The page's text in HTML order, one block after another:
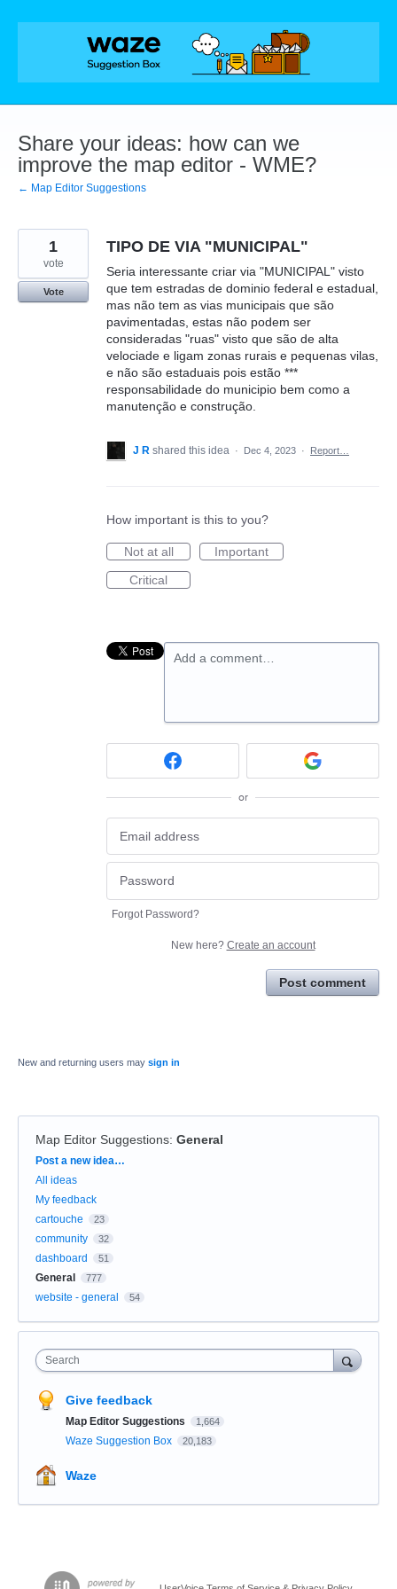
Skip
Share your ideas: how can we
improve the map editor - WME?
← Map Editor Suggestions
TIPO DE VIA "MUNICIPAL"
Seria interessante criar via "MUNICIPAL" visto
que tem estradas de dominio federal e estadual,
mas não tem as vias municipais que são
pavimentadas, estas não podem ser
consideradas "ruas" visto que são de alta
velociade e ligam zonas rurais e pequenas vilas,
e não são estaduais pois estão ***
responsabilidade do municipio bem como a
manutenção e construção.
1
vote
Vote
J R shared this idea · Dec 4, 2023 · Report…
How important is this to you?
Not at all
Important
Critical
Add a comment…
or
Forgot Password?
New here? Create an account
Post comment
New and returning users may sign in
Map Editor Suggestions: General
Categories
Post a new idea…
All ideas
My feedback
cartouche
23
community 32
dashboard 51
General 777
website - general 54
Search
Give feedback
Map Editor Suggestions 1,664
Waze Suggestion Box 20,183
Waze